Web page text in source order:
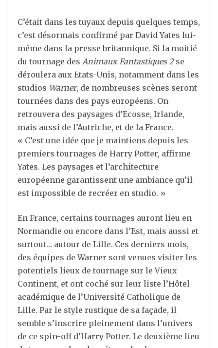
C’était dans les tuyaux depuis quelques temps,
c’est désormais confirmé par David Yates lui-
même dans la presse britannique. Si la moitié
du tournage des Animaux Fantastiques 2se
déroulera aux Etats-Unis, notamment dans les
studios Warner, de nombreuses scènes seront
tournées dans des pays européens. On
retrouvera des paysages d’Ecosse, Irlande,
mais aussi de l’Autriche, et de la France.
« C’est une idée que je maintiens depuis les
premiers tournages de Harry Potter, affirme
Yates. Les paysages et l’architecture
européenne garantissent une ambiance qu’il
est impossible de recréer en studio. »
En France, certains tournages auront lieu en
Normandie ou encore dans l’Est, mais aussi et
surtout… autour de Lille. Ces derniers mois,
des équipes de Warner sont venues visiter les
potentiels lieux de tournage sur le Vieux
Continent, et ont coché sur leur liste l’Hôtel
académique de l’Université Catholique de
Lille. Par le style rustique de sa façade, il
semble s’inscrire pleinement dans l’univers
de ce spin-off d’Harry Potter. Le deuxième lieu